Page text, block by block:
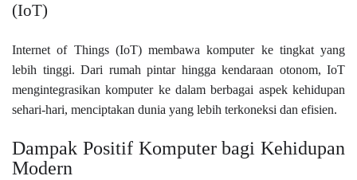
(IoT)
Internet of Things (IoT) membawa komputer ke tingkat yang
lebih tinggi. Dari rumah pintar hingga kendaraan otonom, IoT
mengintegrasikan komputer ke dalam berbagai aspek kehidupan
sehari-hari, menciptakan dunia yang lebih terkoneksi dan efisien.
Dampak Positif Komputer bagi Kehidupan
Modern